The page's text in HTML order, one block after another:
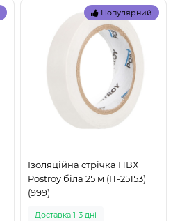
Популярний
Ізоляційна стрічка ПВХ
Postroy біла 25 м (IT-25153)
(999)
Доставка 1-3 дні